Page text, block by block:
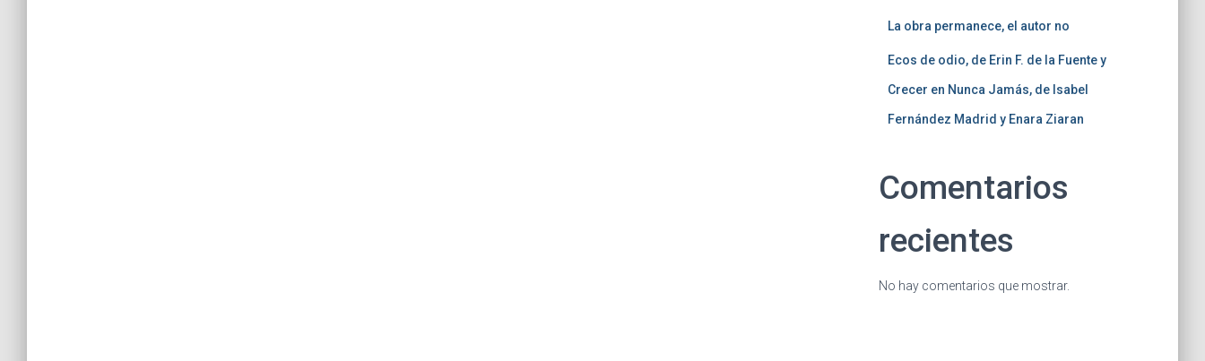
La obra permanece, el autor no
Ecos de odio, de Erin F. de la Fuente y
Crecer en Nunca Jamás, de Isabel
Fernández Madrid y Enara Ziaran
Comentarios
recientes
No hay comentarios que mostrar.